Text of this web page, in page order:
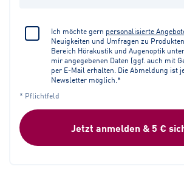
Ich möchte gern personalisierte
Neuigkeiten und Umfragen zu
Bereich Hörakustik und Augenoptik
mir angegebenen Daten (ggf. auch mit
per E-Mail erhalten. Die Abmeldung ist
Newsletter möglich.*
* Pflichtfeld
Jetzt anmelden & 5 €